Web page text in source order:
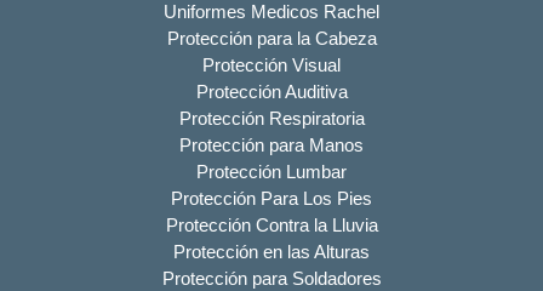
Uniformes Medicos Rachel
Protección para la Cabeza
Protección Visual
Protección Auditiva
Protección Respiratoria
Protección para Manos
Protección Lumbar
Protección Para Los Pies
Protección Contra la Lluvia
Protección en las Alturas
Protección para Soldadores